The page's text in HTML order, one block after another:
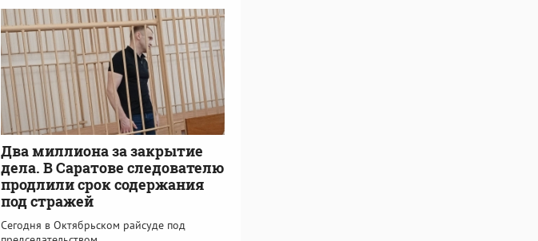
Два миллиона за закрытие
дела. В Саратове следователю
продлили срок содержания
под стражей
Сегодня в Октябрьском райсуде под